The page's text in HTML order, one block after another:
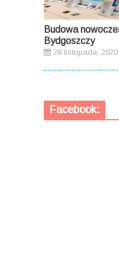
Budowa
Bydgoszczy
28 listopada, 2020
Facebook: